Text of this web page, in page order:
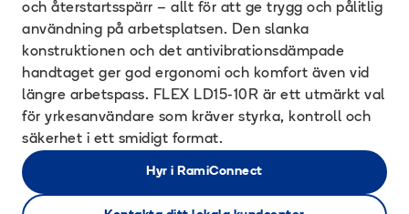
och återstartsspärr – allt för att ge trygg och pålitlig
användning på arbetsplatsen. Den slanka
konstruktionen och det antivibrationsdämpade
handtaget ger god ergonomi och komfort även vid
längre arbetspass. FLEX LD15-10R är ett utmärkt val
för yrkesanvändare som kräver styrka, kontroll och
säkerhet i ett smidigt format.
Hyr i RamiConnect